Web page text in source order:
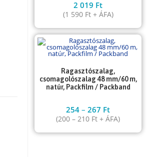
2 019 Ft
(1 590 Ft+ ÁFA)
Ragasztószalag,
csomagolószalag 48 mm/60 m,
natúr, Packfilm / Packband
254–267 Ft
(200–210 Ft + ÁFA)